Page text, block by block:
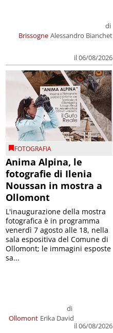
Brissogne
di
Alessandro Bianchet
il 06/08/2026
FOTOGRAFIA
Anima Alpina, le
fotografie di Ilenia
Noussan in mostra a
Ollomont
Ollomont
di
Erika David
il 06/08/2026
L'inaugurazione della mostra
fotografica è in programma
venerdì 7 agosto alle 18, nella
sala espositiva del Comune di
Ollomont; le immagini esposte
sa...